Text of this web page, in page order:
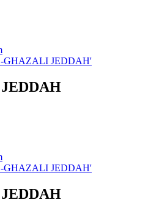
GHAZALI JEDDAH'
GHAZALI JEDDAH'